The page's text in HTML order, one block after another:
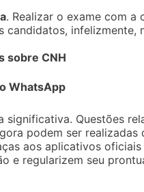
. Realizar o exame com
candidatos, infelizmente,
sobre CNH
WhatsApp
Questões
podem ser realizadas
aos aplicativos
e regularizem seu